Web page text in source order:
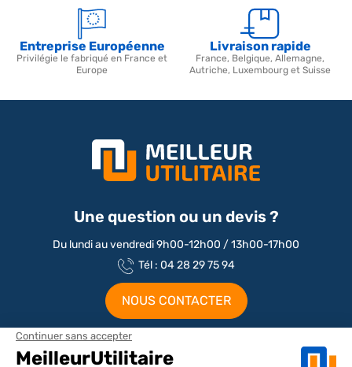
Entreprise Européenne
Privilégie le fabriqué en France et
Europe
Livraison rapide
France, Belgique, Allemagne,
Autriche, Luxembourg et Suisse
Une question ou un devis ?
Du lundi au vendredi 9h00-12h00 / 13h00-17h00
Tél : 04 28 29 75 94
NOUS CONTACTER